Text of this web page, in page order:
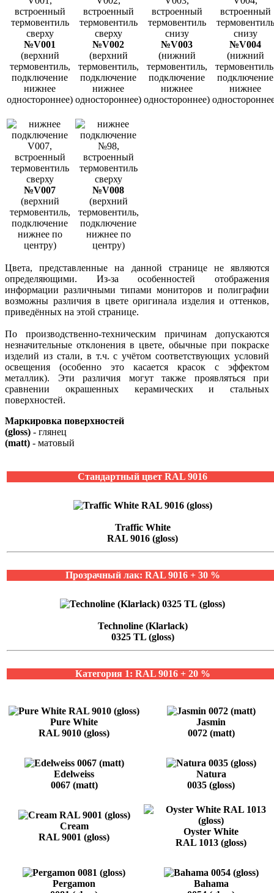
№V001
(верхний
термовентиль,
подключение
нижнее
одностороннее)
№V002
(верхний
термовентиль,
подключение
нижнее
одностороннее)
№V003
(нижний
термовентиль,
подключение
нижнее
одностороннее)
№V004
(нижний
подключение
нижнее
№V007
(верхний
термовентиль,
подключение
нижнее по
центру)
№V008
(верхний
термовентиль,
подключение
нижнее по
центру)
Цвета, представленные на данной странице не являются
определяющими. Из-за особенностей отображения
информации различными типами мониторов и полиграфии
возможны различия в цвете оригинала изделия и оттенков,
приведённых на этой странице.
По производственно-техническим причинам допускаются
незначительные отклонения в цвете, обычные при покраске
изделий из стали, в т.ч. с учётом соответствующих условий
освещения (особенно это касается красок с эффектом
металлик). Эти различия могут также проявляться при
сравнении окрашенных керамических и стальных
поверхностей.
Маркировка поверхностей
(gloss) - глянец
(matt) - матовый
Стандартный цвет RAL 9016
Traffic White
RAL 9016 (gloss)
Прозрачный лак: RAL 9016 + 30 %
Technoline (Klarlack)
0325 TL (gloss)
Категория 1: RAL 9016 + 20 %
Pure White
RAL 9010 (gloss)
Jasmin
0072 (matt)
Edelweiss
0067 (matt)
Natura
0035 (gloss)
Cream
RAL 9001 (gloss)
Oyster White
RAL 1013 (gloss)
Pergamon
Bahama